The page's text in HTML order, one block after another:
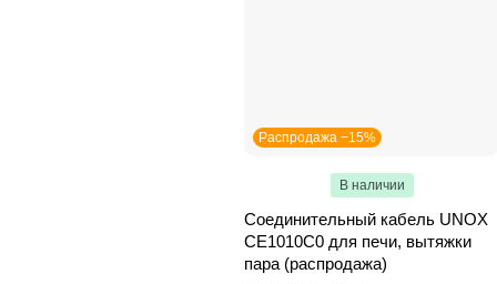
Распродажа −15%
В наличии
Соединительный кабель UNOX
CE1010C0 для печи, вытяжки
пара (распродажа)